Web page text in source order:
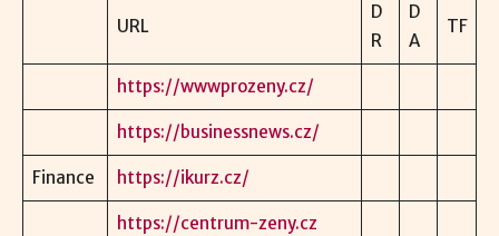
URL
D
R
D
A
TF
https://wwwprozeny.cz/
https://businessnews.cz/
Finance https://ikurz.cz/
https://centrum-zeny.cz